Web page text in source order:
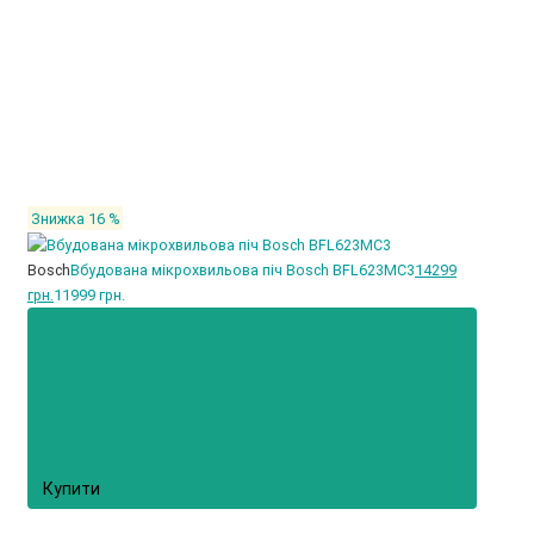
Знижка 16 %
BoschВбудована мікрохвильова піч Bosch BFL623MC314299
грн. 11999 грн.
Купити